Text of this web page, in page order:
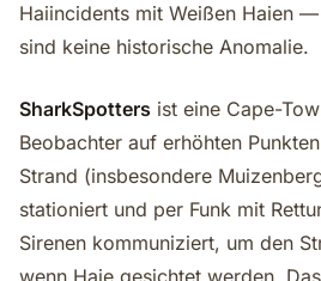
Haiincidents mit Weißen Haien
sind keine historische Anomalie.
SharkSpotters ist eine Cape-
Beobachter auf erhöhten
Strand (insbesondere
stationiert und per Funk mit
Sirenen kommuniziert, um den
wenn Haie gesichtet werden.